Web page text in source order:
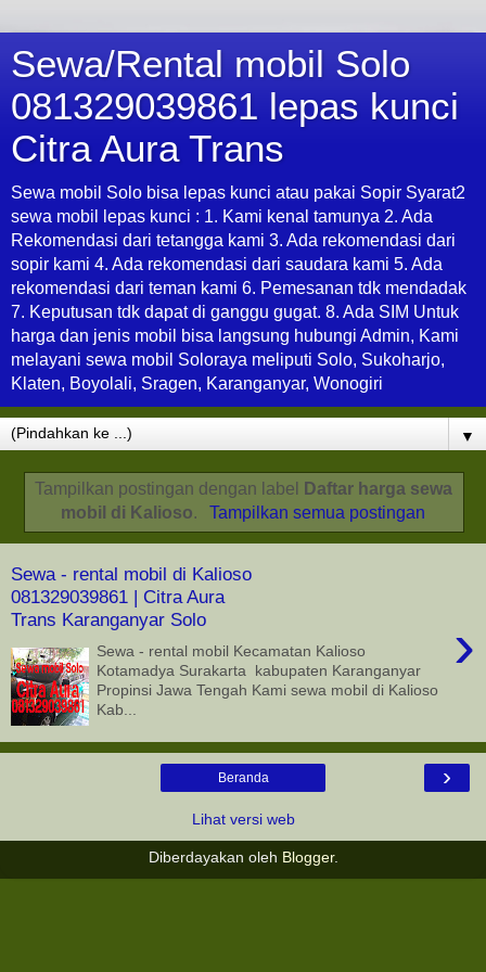
Sewa/Rental mobil Solo
081329039861 lepas kunci
Citra Aura Trans
Sewa mobil Solo bisa lepas kunci atau pakai Sopir Syarat2
sewa mobil lepas kunci : 1. Kami kenal tamunya 2. Ada
Rekomendasi dari tetangga kami 3. Ada rekomendasi dari
sopir kami 4. Ada rekomendasi dari saudara kami 5. Ada
rekomendasi dari teman kami 6. Pemesanan tdk mendadak
7. Keputusan tdk dapat di ganggu gugat. 8. Ada SIM Untuk
harga dan jenis mobil bisa langsung hubungi Admin, Kami
melayani sewa mobil Soloraya meliputi Solo, Sukoharjo,
Klaten, Boyolali, Sragen, Karanganyar, Wonogiri
▼
Tampilkan postingan dengan label
Daftar harga sewa
mobil di Kalioso. Tampilkan semua postingan
Sewa - rental mobil di Kalioso
081329039861 | Citra Aura
Trans Karanganyar Solo
›
Sewa - rental mobil Kecamatan Kalioso
Kotamadya Surakarta kabupaten Karanganyar
Propinsi Jawa Tengah Kami sewa mobil di Kalioso
Kab...
›
Beranda
Lihat versi web
Diberdayakan oleh Blogger.